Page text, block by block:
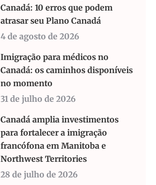
Canadá: 10 erros que podem
atrasar seu Plano Canadá
4 de agosto de 2026
Imigração para médicos no
Canadá: os caminhos disponíveis
no momento
31 de julho de 2026
Canadá amplia investimentos
para fortalecer a imigração
francófona em Manitoba e
Northwest Territories
28 de julho de 2026